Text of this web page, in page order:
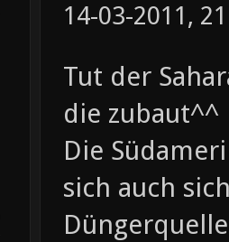
14-03-2011,
Tut der
die zubaut^^
Die
sich auch